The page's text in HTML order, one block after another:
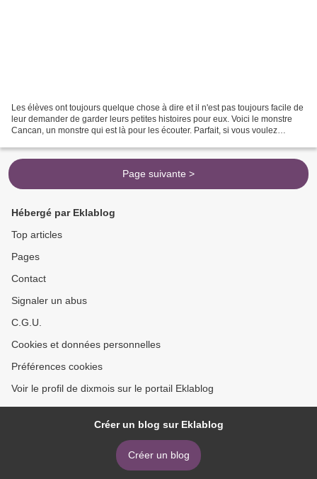
Les élèves ont toujours quelque chose à dire et il n'est pas toujours facile de
leur demander de garder leurs petites histoires pour eux. Voici le monstre
Cancan, un monstre qui est là pour les écouter. Parfait, si vous voulez
Page suivante >
Hébergé par Eklablog
Top articles
Pages
Contact
Signaler un abus
C.G.U.
Cookies et données personnelles
Préférences cookies
Voir le profil de dixmois sur le portail Eklablog
Créer un blog sur Eklablog
Créer un blog